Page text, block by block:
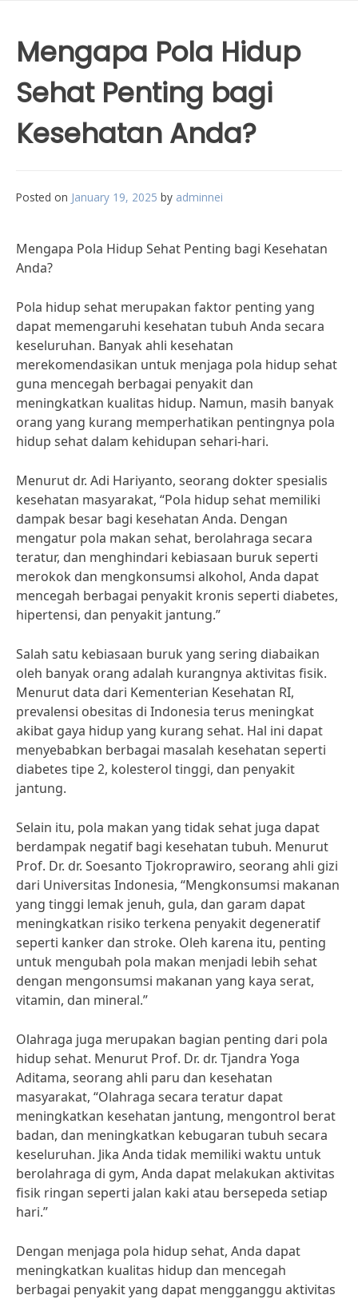
Mengapa Pola Hidup
Sehat Penting bagi
Kesehatan Anda?
Posted on January 19, 2025 by adminnei
Mengapa Pola Hidup Sehat Penting bagi Kesehatan
Anda?
Pola hidup sehat merupakan faktor penting yang
dapat memengaruhi kesehatan tubuh Anda secara
keseluruhan. Banyak ahli kesehatan
merekomendasikan untuk menjaga pola hidup sehat
guna mencegah berbagai penyakit dan
meningkatkan kualitas hidup. Namun, masih banyak
orang yang kurang memperhatikan pentingnya pola
hidup sehat dalam kehidupan sehari-hari.
Menurut dr. Adi Hariyanto, seorang dokter spesialis
kesehatan masyarakat, “Pola hidup sehat memiliki
dampak besar bagi kesehatan Anda. Dengan
mengatur pola makan sehat, berolahraga secara
teratur, dan menghindari kebiasaan buruk seperti
merokok dan mengkonsumsi alkohol, Anda dapat
mencegah berbagai penyakit kronis seperti diabetes,
hipertensi, dan penyakit jantung.”
Salah satu kebiasaan buruk yang sering diabaikan
oleh banyak orang adalah kurangnya aktivitas fisik.
Menurut data dari Kementerian Kesehatan RI,
prevalensi obesitas di Indonesia terus meningkat
akibat gaya hidup yang kurang sehat. Hal ini dapat
menyebabkan berbagai masalah kesehatan seperti
diabetes tipe 2, kolesterol tinggi, dan penyakit
jantung.
Selain itu, pola makan yang tidak sehat juga dapat
berdampak negatif bagi kesehatan tubuh. Menurut
Prof. Dr. dr. Soesanto Tjokroprawiro, seorang ahli gizi
dari Universitas Indonesia, “Mengkonsumsi makanan
yang tinggi lemak jenuh, gula, dan garam dapat
meningkatkan risiko terkena penyakit degeneratif
seperti kanker dan stroke. Oleh karena itu, penting
untuk mengubah pola makan menjadi lebih sehat
dengan mengonsumsi makanan yang kaya serat,
vitamin, dan mineral.”
Olahraga juga merupakan bagian penting dari pola
hidup sehat. Menurut Prof. Dr. dr. Tjandra Yoga
Aditama, seorang ahli paru dan kesehatan
masyarakat, “Olahraga secara teratur dapat
meningkatkan kesehatan jantung, mengontrol berat
badan, dan meningkatkan kebugaran tubuh secara
keseluruhan. Jika Anda tidak memiliki waktu untuk
berolahraga di gym, Anda dapat melakukan aktivitas
fisik ringan seperti jalan kaki atau bersepeda setiap
hari.”
Dengan menjaga pola hidup sehat, Anda dapat
meningkatkan kualitas hidup dan mencegah
berbagai penyakit yang dapat mengganggu aktivitas